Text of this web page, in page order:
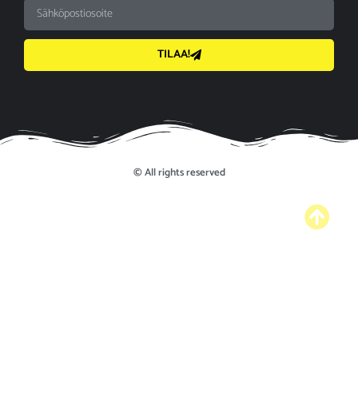
TILAA!
© All rights reserved